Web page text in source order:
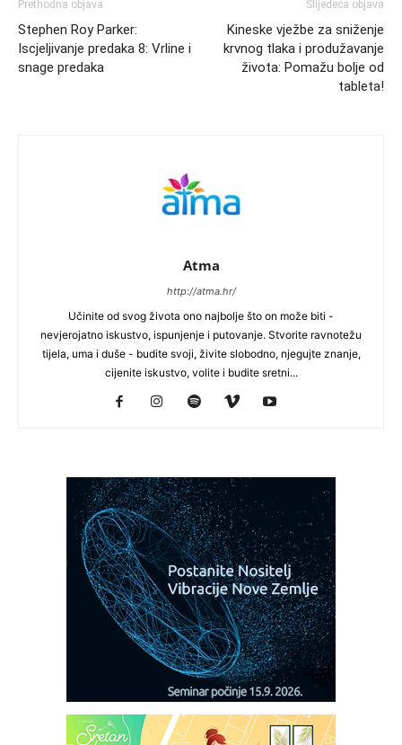
Prethodna objava
Stephen Roy Parker:
Iscjeljivanje predaka 8: Vrline i
snage predaka
Slijedeća objava
Kineske vježbe za sniženje
krvnog tlaka i produžavanje
života: Pomažu bolje od
tableta!
Atma
http://atma.hr/
Učinite od svog života ono najbolje što on može biti -
nevjerojatno iskustvo, ispunjenje i putovanje. Stvorite ravnotežu
tijela, uma i duše - budite svoji, živite slobodno, njegujte znanje,
cijenite iskustvo, volite i budite sretni...